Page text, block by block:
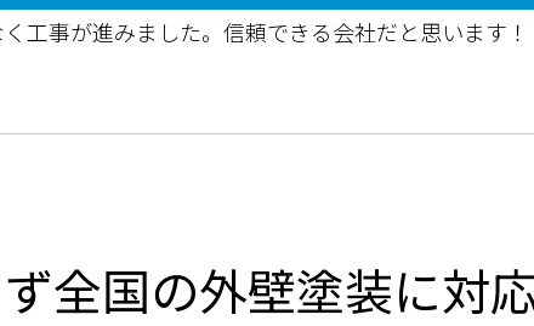
工事が進みました。信頼できる会社だと思います！
全国の外壁塗装に対